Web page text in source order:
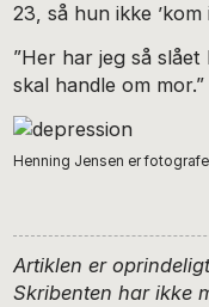
23, så hun ikke ’kom
”Her har jeg så
skal handle om mor.”
Henning Jensen er
Artiklen er
Skribenten har ikke